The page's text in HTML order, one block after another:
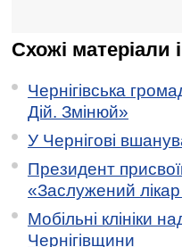
Схожі матеріали
Чернігівська
Дій. Змінюй»
У Чернігові
Президент
«Заслужений лікар
Мобільні клініки
Чернігівщини